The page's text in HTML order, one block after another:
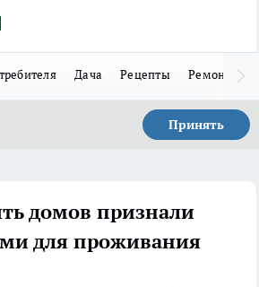
Дача Рецепты Ремонт
Принять
домов признали
для проживания